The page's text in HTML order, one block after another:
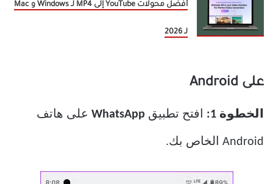
أفضل محولات YouTube إلى MP4 لـ Windows و Mac
لـ 2026
على Android
الخطوة 1: افتح تطبيق WhatsApp على هاتف
Android الخاص بك.